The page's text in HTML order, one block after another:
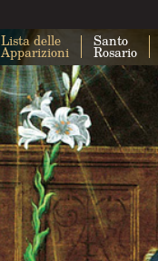
Lista delle
Apparizioni
Santo
Rosario